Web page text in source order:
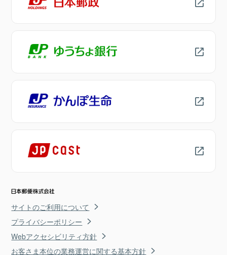
サイトのご利用について
プライバシーポリシー
Webアクセシビリティ方針
お客さま本位の業務運営に関する基本方針